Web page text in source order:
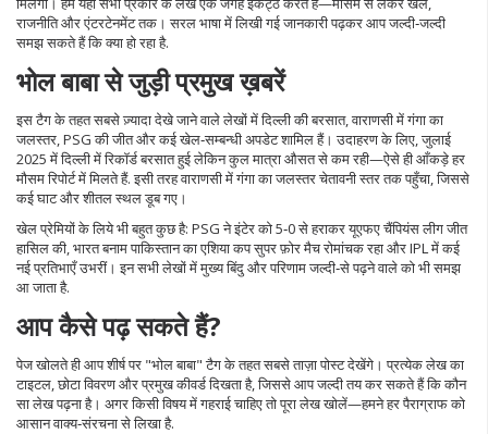
राजनीति और एंटरटेनमेंट तक। सरल भाषा में लिखी गई जानकारी पढ़कर आप जल्दी‑जल्दी
समझ सकते हैं कि क्या हो रहा है.
भोल बाबा से जुड़ी प्रमुख ख़बरें
इस टैग के तहत सबसे ज़्यादा देखे जाने वाले लेखों में दिल्ली की बरसात, वाराणसी में गंगा का
जलस्तर, PSG की जीत और कई खेल‑सम्बन्धी अपडेट शामिल हैं। उदाहरण के लिए, जुलाई
2025 में दिल्ली में रिकॉर्ड बरसात हुई लेकिन कुल मात्रा औसत से कम रही—ऐसे ही आँकड़े हर
मौसम रिपोर्ट में मिलते हैं. इसी तरह वाराणसी में गंगा का जलस्तर चेतावनी स्तर तक पहुँचा, जिससे
कई घाट और शीतल स्थल डूब गए।
खेल प्रेमियों के लिये भी बहुत कुछ है: PSG ने इंटेर को 5‑0 से हराकर यूएफए चैंपियंस लीग जीत
हासिल की, भारत बनाम पाकिस्तान का एशिया कप सुपर फ़ोर मैच रोमांचक रहा और IPL में कई
नई प्रतिभाएँ उभरीं। इन सभी लेखों में मुख्य बिंदु और परिणाम जल्दी‑से पढ़ने वाले को भी समझ
आ जाता है.
आप कैसे पढ़ सकते हैं?
पेज खोलते ही आप शीर्ष पर "भोल बाबा" टैग के तहत सबसे ताज़ा पोस्ट देखेंगे। प्रत्येक लेख का
टाइटल, छोटा विवरण और प्रमुख कीवर्ड दिखता है, जिससे आप जल्दी तय कर सकते हैं कि कौन
सा लेख पढ़ना है। अगर किसी विषय में गहराई चाहिए तो पूरा लेख खोलें—हमने हर पैराग्राफ को
आसान वाक्य‑संरचना से लिखा है.